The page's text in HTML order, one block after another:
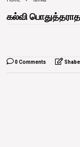
கல்வி
0 Comments